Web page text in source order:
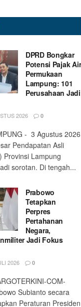
DPRD Bongkar
Potensi Pajak Air
Permukaan
Lampung: 101
Perusahaan Jadi
2026 0
- 3 Agustus 2026
Pendapatan Asli
Provinsi Lampung
sorotan. Di tengah...
Prabowo
Tetapkan
Perpres
Pertahanan
Negara,
Jadi Fokus
2026 0
COM-
Subianto secara
Peraturan Presiden